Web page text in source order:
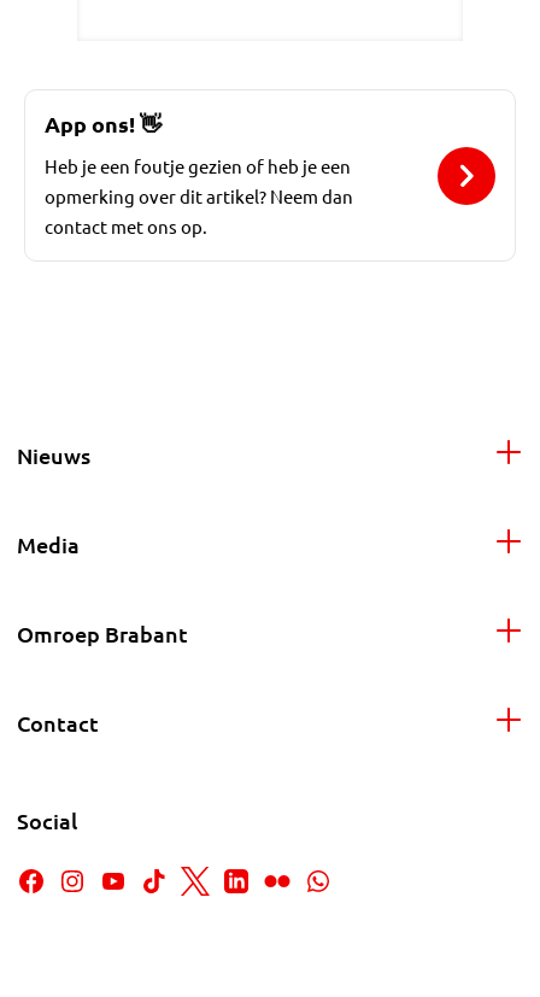
App ons!👋
Heb je een foutje gezien of heb je een
opmerking over dit artikel? Neem dan
contact met ons op.
Nieuws
Media
Omroep Brabant
Contact
Social